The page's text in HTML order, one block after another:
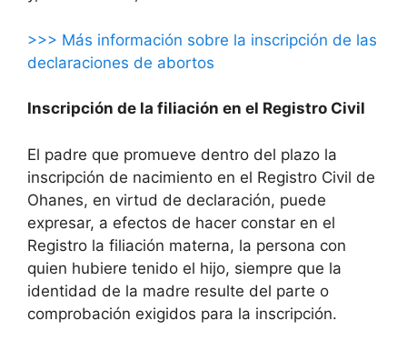
>>> Más información sobre la inscripción de las
declaraciones de abortos
Inscripción de la filiación en el Registro Civil
El padre que promueve dentro del plazo la
inscripción de nacimiento en el Registro Civil de
Ohanes, en virtud de declaración, puede
expresar, a efectos de hacer constar en el
Registro la filiación materna, la persona con
quien hubiere tenido el hijo, siempre que la
identidad de la madre resulte del parte o
comprobación exigidos para la inscripción.